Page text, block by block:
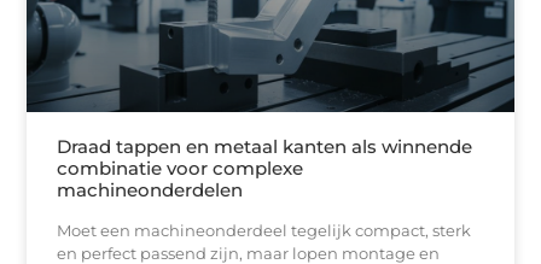
Draad tappen en metaal kanten als winnende
combinatie voor complexe
machineonderdelen
Moet een machineonderdeel tegelijk compact, sterk
en perfect passend zijn, maar lopen montage en